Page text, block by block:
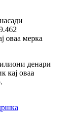
оваа мерка
денари
кај оваа